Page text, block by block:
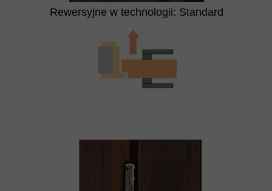
Rewersyjne w technologii: Standard